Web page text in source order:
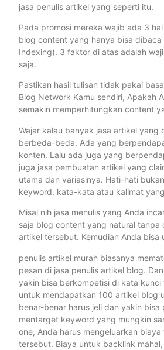
jasa penulis artikel yang seperti itu.
Pada promosi mereka wajib ada 3
blog content yang hanya bisa
Indexing). 3 faktor di atas adalah
saja.
Pastikan hasil tulisan tidak pakai
Blog Network Kamu sendiri, Apakah
semakin memperhitungkan content
Wajar kalau banyak jasa artikel yang
berbeda-beda. Ada yang
konten. Lalu ada juga yang
juga jasa pembuatan artikel yang
utama dan variasinya. Hati-hati
keyword, kata-kata atau kalimat
Misal nih jasa menulis yang Anda
saja blog content yang natural tanpa
artikel tersebut. Kemudian Anda
penulis artikel murah biasanya
pesan di jasa penulis artikel blog.
yakin bisa berkompetisi di kata
untuk mendapatkan 100 artikel blog
benar-benar harus jeli dan yakin
mentarget keyword yang mungkin
one, Anda harus mengeluarkan
tersebut. Biaya untuk backlink